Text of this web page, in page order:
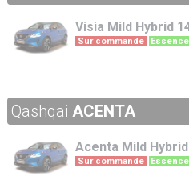
Visia Mild Hybrid
Sur commande Essence
Qashqai ACENTA
Acenta Mild
Sur commande Essence